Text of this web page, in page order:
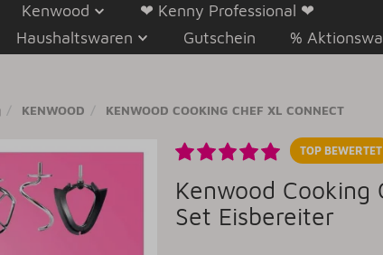
Kenwood
❤ Kenny Professional ❤
Haushaltswaren Gutschein %
KENWOOD KENWOOD COOKING CHEF XL CONNECT
TOP BEWERTET
Kenwood
Set Eisbereiter